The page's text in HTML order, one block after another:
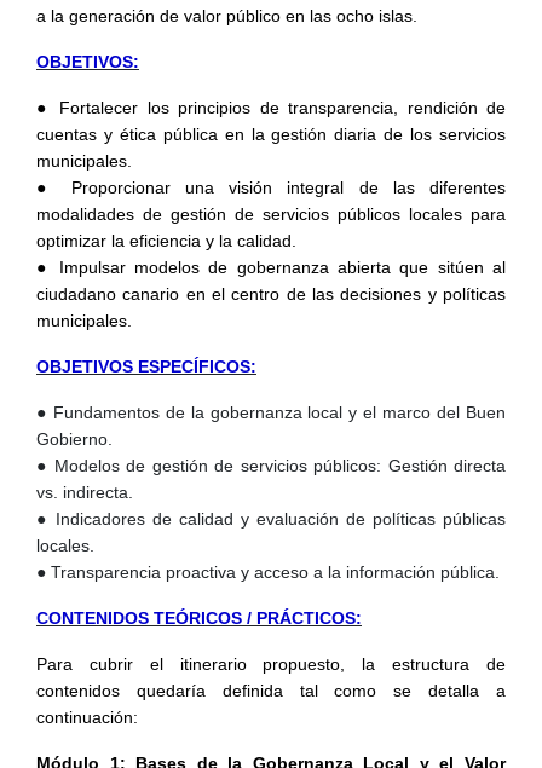
a la generación de valor público en las ocho islas.
OBJETIVOS:
● Fortalecer los principios de transparencia, rendición de
cuentas y ética pública en la gestión diaria de los servicios
municipales.
● Proporcionar una visión integral de las diferentes
modalidades de gestión de servicios públicos locales para
optimizar la eficiencia y la calidad.
● Impulsar modelos de gobernanza abierta que sitúen al
ciudadano canario en el centro de las decisiones y políticas
municipales.
OBJETIVOS ESPECÍFICOS:
● Fundamentos de la gobernanza local y el marco del Buen
Gobierno.
● Modelos de gestión de servicios públicos: Gestión directa
vs. indirecta.
● Indicadores de calidad y evaluación de políticas públicas
locales.
● Transparencia proactiva y acceso a la información pública.
CONTENIDOS TEÓRICOS / PRÁCTICOS:
Para cubrir el itinerario propuesto, la estructura de
contenidos quedaría definida tal como se detalla a
continuación:
Módulo 1: Bases de la Gobernanza Local y el Valor